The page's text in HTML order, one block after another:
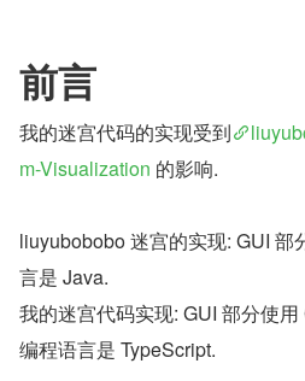
前言
我的迷宫代码的实现受到
m-Visualization 的影响.
liuyubobobo 迷宫的实现: GUI
言是 Java.
我的迷宫代码实现: GUI 部分使
编程语言是 TypeScript.